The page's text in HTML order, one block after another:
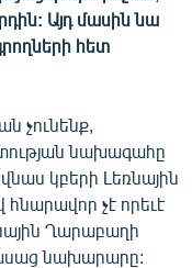
Այդ մասին նա
հետ
չունենք,
նախագահը
կբերի Լեռնային
չէ որեւէ
Ղարաբաղի
ասաց նախարարը: